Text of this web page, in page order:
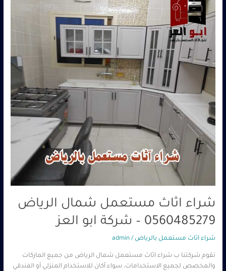
شراء اثاث مستعمل شمال الرياض
0560485279 – شركة ابو العز
شراء اثاث مستعمل بالرياض /
admin
تقوم شركتنا ب شراء اثاث مستعمل شمال الرياض من جميع الماركات
والمخصص لجميع الاستخدامات، سواء أكان للاستخدام المنزلي أو الفندقي
مستعمل
شمال
الرياض
0560485279
شركة
ابو
العز